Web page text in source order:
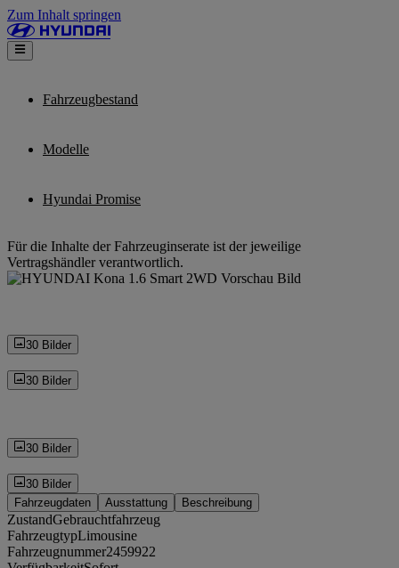
Zum Inhalt springen
Fahrzeugbestand
Modelle
Hyundai Promise
Für die Inhalte der Fahrzeuginserate ist der jeweilige
Vertragshändler verantwortlich.
30 Bilder
30 Bilder
30 Bilder
30 Bilder
Fahrzeugdaten
Ausstattung Beschreibung
ZustandGebrauchtfahrzeug
FahrzeugtypLimousine
Fahrzeugnummer2459922